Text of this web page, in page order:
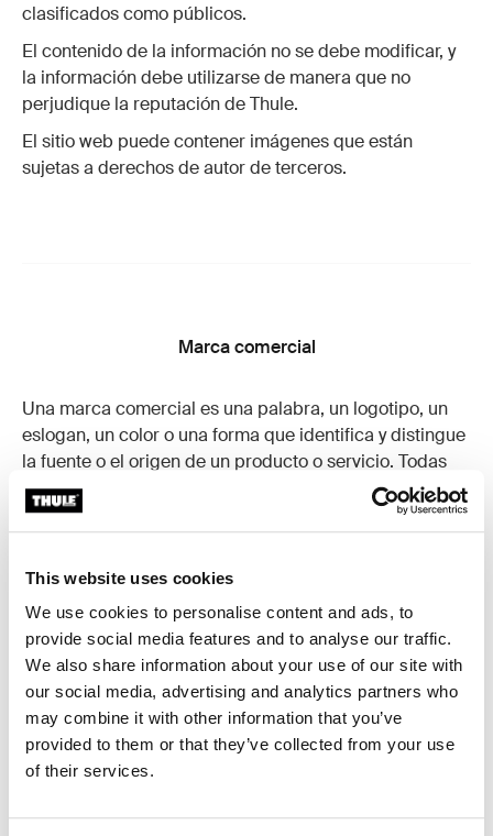
This website uses cookies
We use cookies to personalise content and ads, to
provide social media features and to analyse our traffic.
We also share information about your use of our site with
our social media, advertising and analytics partners who
may combine it with other information that you’ve
provided to them or that they’ve collected from your use
of their services.
clasificados como públicos.
El contenido de la información no se debe modificar, y
la información debe utilizarse de manera que no
perjudique la reputación de Thule.
El sitio web puede contener imágenes que están
sujetas a derechos de autor de terceros.
Marca comercial
Una marca comercial es una palabra, un logotipo, un
eslogan, un color o una forma que identifica y distingue
la fuente o el origen de un producto o servicio. Todas
las marcas comerciales que pertenecen a Thule son
activos importantes y valiosos de la empresa.
las marcas comerciales, los nombres de marca y los
logotipos corporativos son propiedad de Thule o de sus
afiliados y están protegidos por las leyes sobre
derechos de propiedad intelectual.
Las marcas comerciales, los nombres de marca y los
logotipos corporativos que pertenecen a Thule no
deben utilizarse de ninguna forma sin la autorización
previa por escrito otorgada por Thule.